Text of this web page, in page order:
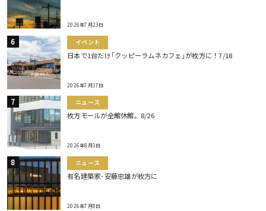
2026年7月23日
イベント
日本で1台だけ｢クッピーラムネカフェ｣が枚方に！7/18
2026年7月17日
ニュース
枚方モールが全館休館。8/26
2026年8月3日
ニュース
有名建築家･安藤忠雄が枚方に
2026年7月8日